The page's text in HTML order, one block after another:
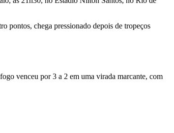
pontos, chega pressionado depois de tropeços
venceu por 3 a 2 em uma virada marcante, com